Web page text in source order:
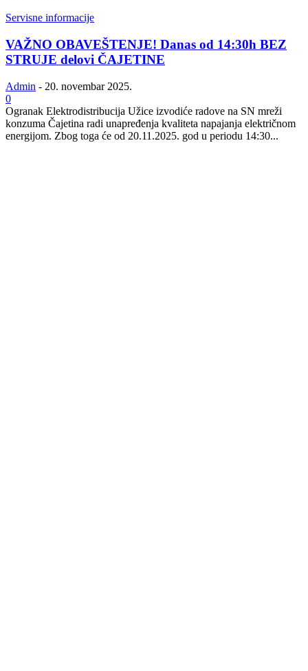
Servisne informacije
VAŽNO OBAVEŠTENJE! Danas od 14:30h BEZ
STRUJE delovi ČAJETINE
Admin - 20. novembar 2025.
0
Ogranak Elektrodistribucija Užice izvodiće radove na SN mreži
konzuma Čajetina radi unapređenja kvaliteta napajanja električnom
energijom. Zbog toga će od 20.11.2025. god u periodu 14:30...